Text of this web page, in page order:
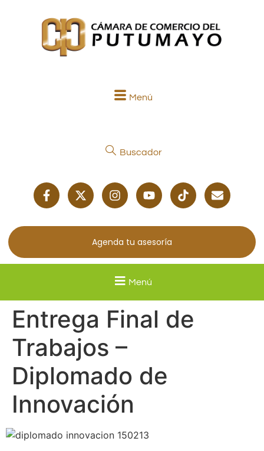
Menú
Buscador
Agenda tu asesoría
Menú
Entrega Final de
Trabajos –
Diplomado de
Innovación